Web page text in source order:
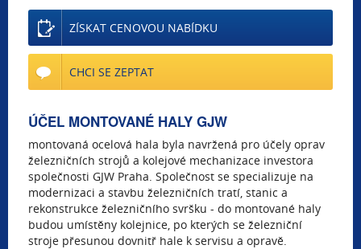
ZÍSKAT CENOVOU NABÍDKU
CHCI SE ZEPTAT
ÚČEL MONTOVANÉ HALY GJW
montovaná ocelová hala byla navržená pro účely oprav
železničních strojů a kolejové mechanizace investora
společnosti GJW Praha. Společnost se specializuje na
modernizaci a stavbu železničních tratí, stanic a
rekonstrukce železničního svršku - do montované haly
budou umístěny kolejnice, po kterých se železniční
stroje přesunou dovnitř hale k servisu a opravě.